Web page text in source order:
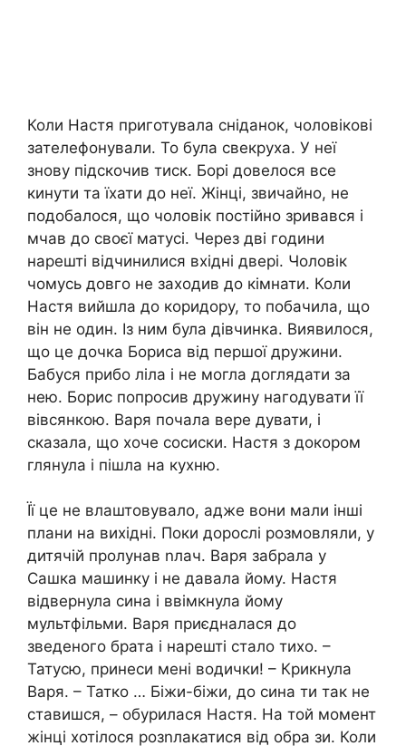
Коли Настя приготувала сніданок, чоловікові
зателефонували. То була свекруха. У неї
знову підскочив тиск. Борі довелося все
кинути та їхати до неї. Жінці, звичайно, не
подобалося, що чоловік постійно зривався і
мчав до своєї матусі. Через дві години
нарешті відчинилися вхідні двері. Чоловік
чомусь довго не заходив до кімнати. Коли
Настя вийшла до коридору, то побачила, що
він не один. Із ним була дівчинка. Виявилося,
що це дочка Бориса від першої дружини.
Бабуся прибо ліла і не могла доглядати за
нею. Борис попросив дружину нагодувати її
вівсянкою. Варя почала вере дувати, і
сказала, що хоче сосиски. Настя з докором
глянула і пішла на кухню.
Її це не влаштовувало, адже вони мали інші
плани на вихідні. Поки дорослі розмовляли, у
дитячій пролунав nлач. Варя забрала у
Сашка машинку і не давала йому. Настя
відвернула сина і ввімкнула йому
мультфільми. Варя приєдналася до
зведеного брата і нарешті стало тихо. –
Татусю, принеси мені водички! – Крикнула
Варя. – Татко … Біжи-біжи, до сина ти так не
ставишся, – обурилася Настя. На той момент
жінці хотілося розnлакатися від обра зи. Коли